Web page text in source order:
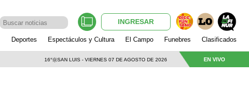
INGRESAR
Deportes Espectáculos y Cultura El Campo Funebres Clasificados
16° SAN LUIS - VIERNES 07 DE AGOSTO DE 2026 EN VIVO